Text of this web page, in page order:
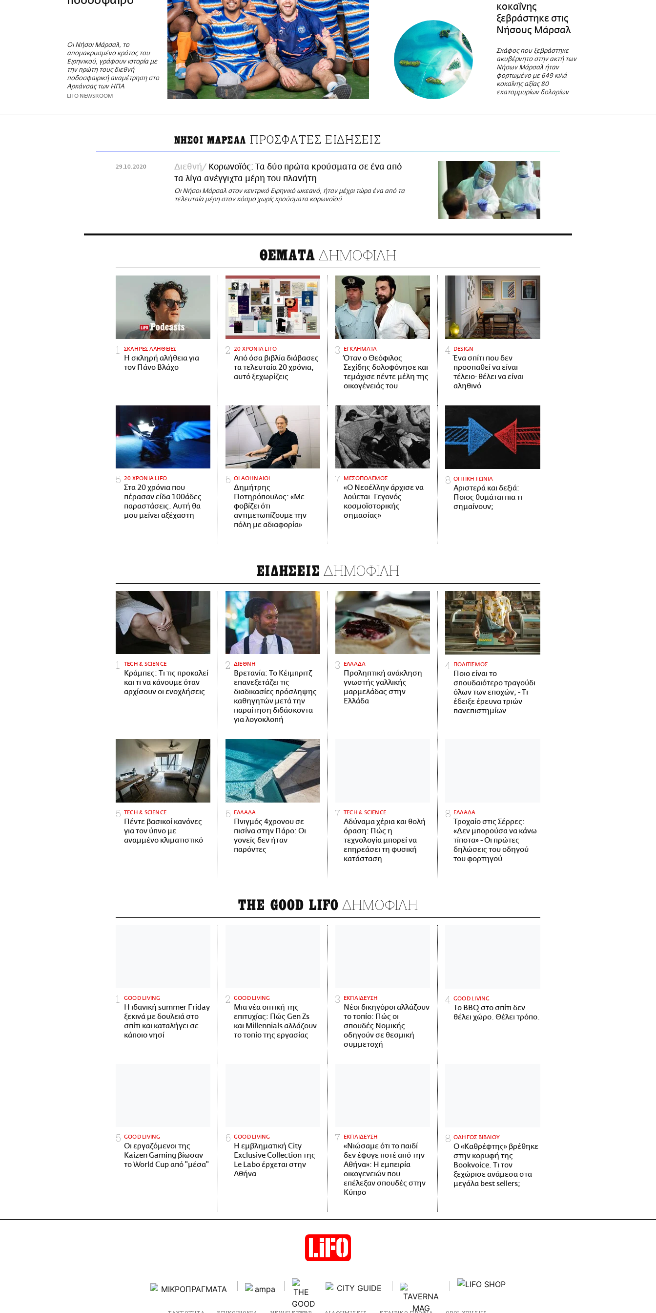
Οι Νήσοι Μάρσαλ, το
απομακρυσμένο κράτος του
Ειρηνικού, γράφουν ιστορία με
την πρώτη τους διεθνή
ποδοσφαιρική αναμέτρηση στο
Αρκάνσας των ΗΠΑ
LIFO NEWSROOM
κοκαΐνης
ξεβράστηκε στις
Νήσους Μάρσαλ
Σκάφος που ξεβράστηκε
ακυβέρνητο στην ακτή των
Νήσων Μάρσαλ ήταν
φορτωμένο με 649 κιλά
κοκαΐνης αξίας 80
εκατομμυρίων δολαρίων
ΝΗΣΟΙ ΜΑΡΣΑΛ ΠΡΟΣΦΑΤΕΣ ΕΙΔΗΣΕΙΣ
29.10.2020 Διεθνή
Κορωνοϊός: Τα δύο πρώτα κρούσματα σε ένα από
τα λίγα ανέγγιχτα μέρη του πλανήτη
Οι Νήσοι Μάρσαλ στον κεντρικό Ειρηνικό ωκεανό, ήταν μέχρι τώρα ένα από τα
τελευταία μέρη στον κόσμο χωρίς κρούσματα κορωνοϊού
ΘΕΜΑΤΑ ΔΗΜΟΦΙΛΗ
ΣΚΛΗΡΕΣ ΑΛΗΘΕΙΕΣ
H σκληρή αλήθεια για
τον Πάνο Βλάχο
20 ΧΡΟΝΙΑ LIFO
Από όσα βιβλία διάβασες
τα τελευταία 20 χρόνια,
αυτό ξεχωρίζεις
ΕΓΚΛΗΜΑΤΑ
Όταν ο Θεόφιλος
Σεχίδης δολοφόνησε και
τεμάχισε πέντε μέλη της
οικογένειάς του
DESIGN
Ένα σπίτι που δεν
προσπαθεί να είναι
τέλειο· θέλει να είναι
αληθινό
20 ΧΡΟΝΙΑ LIFO
Στα 20 χρόνια που
πέρασαν είδα 100άδες
παραστάσεις. Αυτή θα
μου μείνει αξέχαστη
ΟΙ ΑΘΗΝΑΙΟΙ
Δημήτρης
Ποτηρόπουλος: «Με
φοβίζει ότι
αντιμετωπίζουμε την
πόλη με αδιαφορία»
ΜΕΣΟΠΟΛΕΜΟΣ
«Ο Νεοέλλην άρχισε να
λούεται. Γεγονός
κοσμοϊστορικής
σημασίας»
ΟΠΤΙΚΗ ΓΩΝΙΑ
Αριστερά και δεξιά:
Ποιος θυμάται πια τι
σημαίνουν;
ΕΙΔΗΣΕΙΣ ΔΗΜΟΦΙΛΗ
ΤECH & SCIENCE
Κράμπες: Τι τις προκαλεί
και τι να κάνουμε όταν
αρχίσουν οι ενοχλήσεις
ΔΙΕΘΝΗ
Βρετανία: Το Κέιμπριτζ
επανεξετάζει τις
διαδικασίες πρόσληψης
καθηγητών μετά την
παραίτηση διδάσκοντα
για λογοκλοπή
ΕΛΛΑΔΑ
Προληπτική ανάκληση
γνωστής γαλλικής
μαρμελάδας στην
Ελλάδα
ΠΟΛΙΤΙΣΜΟΣ
Ποιο είναι το
σπουδαιότερο τραγούδι
όλων των εποχών; - Τι
έδειξε έρευνα τριών
πανεπιστημίων
ΤECH & SCIENCE
Πέντε βασικοί κανόνες
για τον ύπνο με
αναμμένο κλιματιστικό
ΕΛΛΑΔΑ
Πνιγμός 4χρονου σε
πισίνα στην Πάρο: Οι
γονείς δεν ήταν
παρόντες
ΤECH & SCIENCE
Αδύναμα χέρια και θολή
όραση: Πώς η
τεχνολογία μπορεί να
επηρεάσει τη φυσική
κατάσταση
ΕΛΛΑΔΑ
Τροχαίο στις Σέρρες:
«Δεν μπορούσα να κάνω
τίποτα» - Οι πρώτες
δηλώσεις του οδηγού
του φορτηγού
THE GOOD LIFO ΔΗΜΟΦΙΛΗ
GOOD LIVING
Η ιδανική summer Friday
ξεκινά με δουλειά στο
σπίτι και καταλήγει σε
κάποιο νησί
GOOD LIVING
Μια νέα οπτική της
επιτυχίας: Πώς Gen Zs
και Millennials αλλάζουν
το τοπίο της εργασίας
ΕΚΠΑΙΔΕΥΣΗ
Νέοι δικηγόροι αλλάζουν
το τοπίο: Πώς οι
σπουδές Νομικής
οδηγούν σε θεσμική
συμμετοχή
GOOD LIVING
Το BBQ στο σπίτι δεν
θέλει χώρο. Θέλει τρόπο.
GOOD LIVING
Οι εργαζόμενοι της
Kaizen Gaming βίωσαν
το World Cup από "μέσα"
GOOD LIVING
Η εμβληματική City
Exclusive Collection της
Le Labo έρχεται στην
Αθήνα
ΕΚΠΑΙΔΕΥΣΗ
«Νιώσαμε ότι το παιδί
δεν έφυγε ποτέ από την
Αθήνα»: Η εμπειρία
οικογενειών που
επέλεξαν σπουδές στην
Κύπρο
ΟΔΗΓΟΣ ΒΙΒΛΙΟΥ
Ο «Καθρέφτης» βρέθηκε
στην κορυφή της
Bookvoice. Τι τον
ξεχώρισε ανάμεσα στα
μεγάλα best sellers;